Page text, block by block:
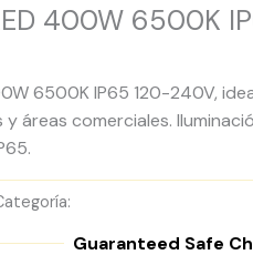
400W 6500K
6500K IP65 120-240V,
y áreas comerciales.
Guaranteed Safe